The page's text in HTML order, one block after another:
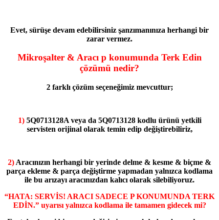
Evet, sürüşe devam edebilirsiniz şanzımanınıza herhangi bir
zarar vermez.
Mikroşalter & Aracı p konumunda Terk Edin
çözümü nedir?
2 farklı çözüm seçeneğimiz mevcuttur;
1)5Q0713128A veya da 5Q0713128 kodlu ürünü yetkili
servisten orijinal olarak temin edip değiştirebiliriz,
2) Aracınızın herhangi bir yerinde delme & kesme & biçme &
parça ekleme & parça değiştirme yapmadan yalnızca kodlama
ile bu arızayı aracınızdan kalıcı olarak silebiliyoruz.
“HATA: SERVİS! ARACI SADECE P KONUMUNDA TERK
EDİN.” uyarısı yalnızca kodlama ile tamamen gidecek mi?